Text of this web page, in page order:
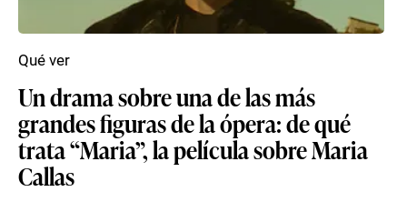
Un drama sobre una de las más
grandes figuras de la ópera: de qué
trata “Maria”, la película sobre Maria
Callas
Qué ver